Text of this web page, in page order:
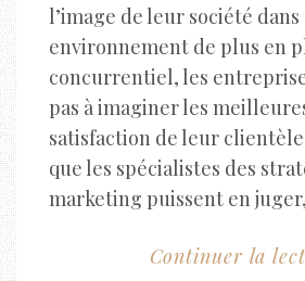
l’image de leur société dans
environnement de plus en
concurrentiel, les
pas à imaginer les
satisfaction de leur
que les spécialistes des
marketing puissent en juger,
Continuer la